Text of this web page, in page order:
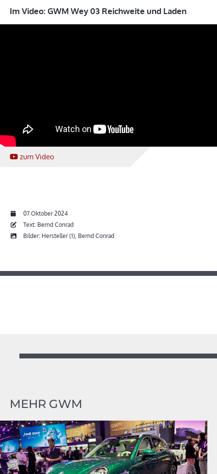
Im Video: GWM Wey 03 Reichweite und Laden
zum Video
07.Oktober 2024
Text: Bernd Conrad
Bilder: Hersteller (1), Bernd Conrad
MEHR GWM